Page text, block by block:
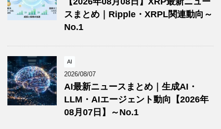
スまとめ｜Ripple・XRPL関連動向～
No.1
AI
2026/08/07
AI最新ニュースまとめ｜生成AI・
LLM・AIエージェント動向【2026年
08月07日】～No.1